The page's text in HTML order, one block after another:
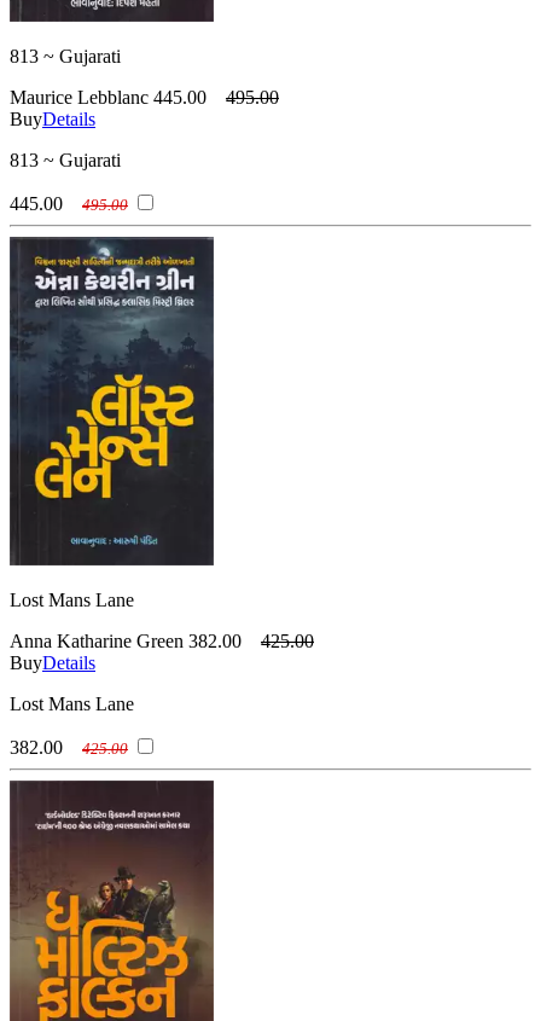
813 ~ Gujarati
Maurice Lebblanc 445.00
495.00
BuyDetails
813 ~ Gujarati
445.00 495.00
Lost Mans Lane
Anna Katharine Green 382.00
425.00
BuyDetails
Lost Mans Lane
382.00 425.00